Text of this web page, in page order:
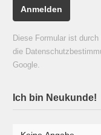
Anmelden
Diese Formular ist
die
Google.
Ich bin Neukunde!